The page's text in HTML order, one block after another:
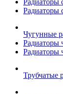
Радиаторы
Чугунные
Радиаторы
Радиаторы
Трубчатые